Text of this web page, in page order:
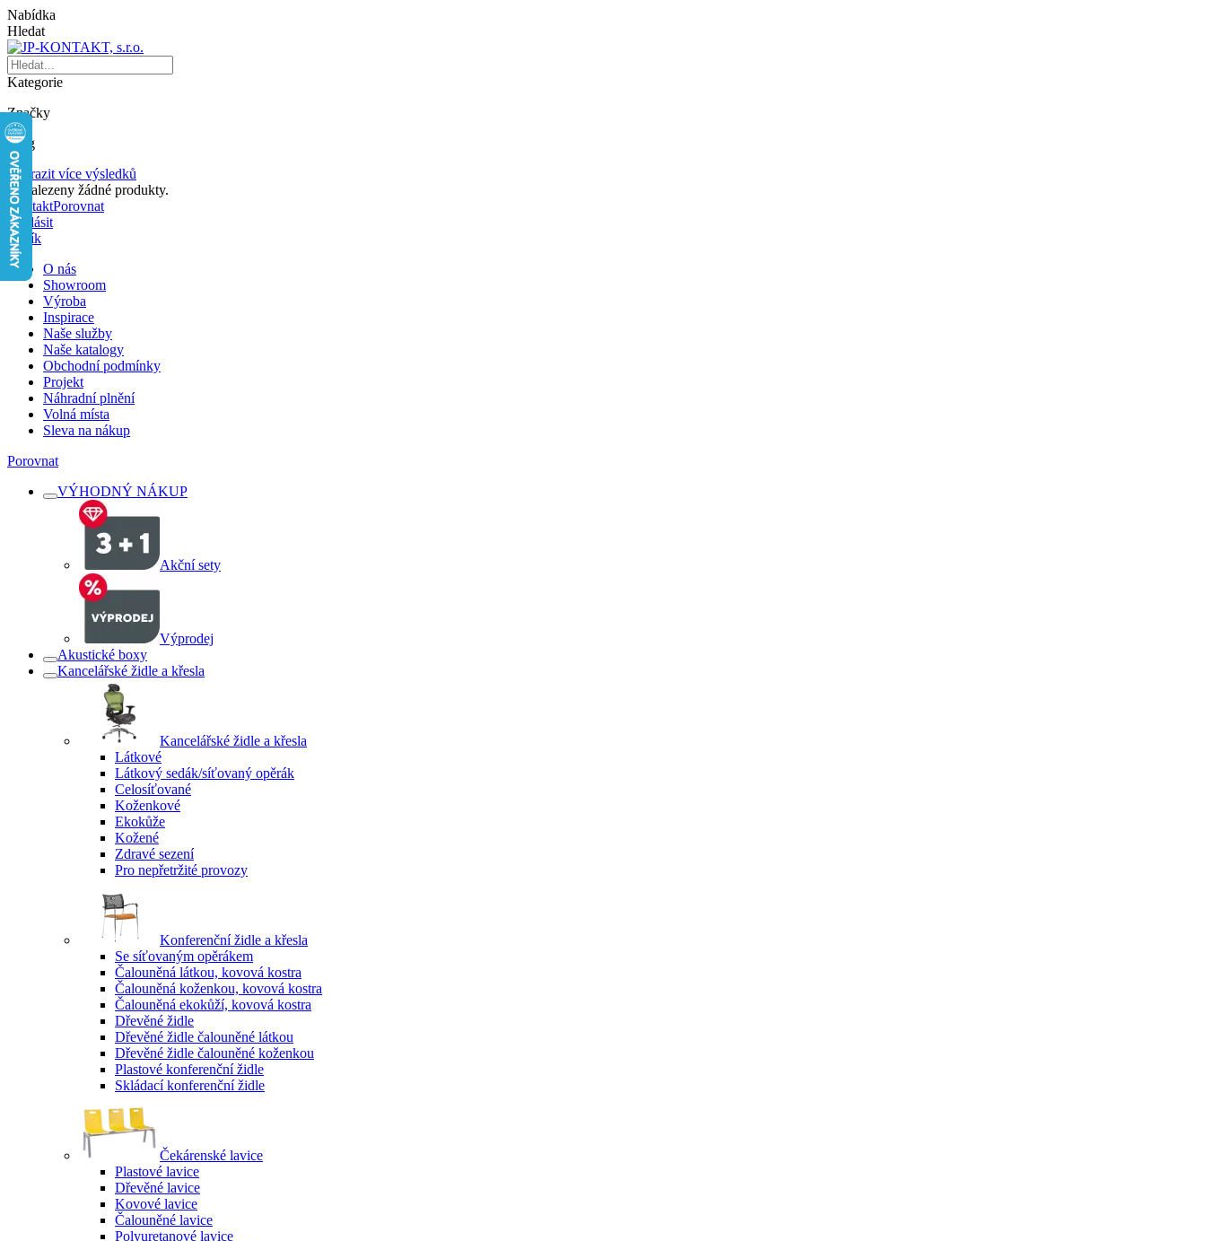
Nabídka
Hledat
Kategorie
Značky
Blog
Zobrazit více výsledků
Nenalezeny žádné produkty.
KontaktPorovnat
Přihlásit
Košík
O nás
Showroom
Výroba
Inspirace
Naše služby
Naše katalogy
Obchodní podmínky
Projekt
Náhradní plnění
Volná místa
Sleva na nákup
Porovnat
VÝHODNÝ NÁKUP
Akční sety
Výprodej
Akustické boxy
Kancelářské židle a křesla
Kancelářské židle a křesla
Látkové
Látkový sedák/síťovaný opěrák
Celosíťované
Koženkové
Ekokůže
Kožené
Zdravé sezení
Pro nepřetržité provozy
Konferenční židle a křesla
Se síťovaným opěrákem
Čalouněná látkou, kovová kostra
Čalouněná koženkou, kovová kostra
Čalouněná ekokůží, kovová kostra
Dřevěné židle
Dřevěné židle čalouněné látkou
Dřevěné židle čalouněné koženkou
Plastové konferenční židle
Skládací konferenční židle
Čekárenské lavice
Plastové lavice
Dřevěné lavice
Kovové lavice
Čalouněné lavice
Polyuretanové lavice